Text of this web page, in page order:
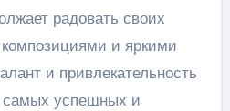
радовать своих
и яркими
и привлекательность
самых успешных и